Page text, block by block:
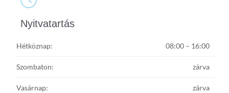
Nyitvatartás
Hétköznap: 08:00 – 16:00
Szombaton: zárva
Vasárnap: zárva